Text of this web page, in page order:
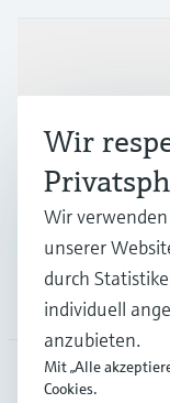
Branchen
Support
Unternehmen
Wir
Wir
unserer
durch
individuell
anzubieten.
Mit „Alle
Cookies.